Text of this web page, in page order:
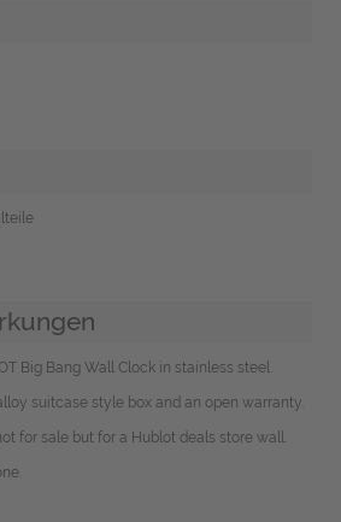
Big Bang Wall Clock in stainless steel.
suitcase style box and an open warranty.
for sale but for a Hublot deals store wall.